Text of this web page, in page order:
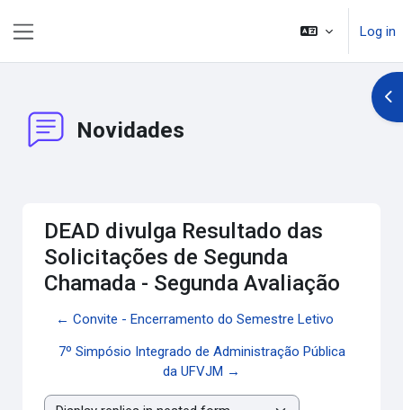
Log in
Novidades
DEAD divulga Resultado das
Solicitações de Segunda
Chamada - Segunda Avaliação
← Convite - Encerramento do Semestre Letivo
7º Simpósio Integrado de Administração Pública
da UFVJM →